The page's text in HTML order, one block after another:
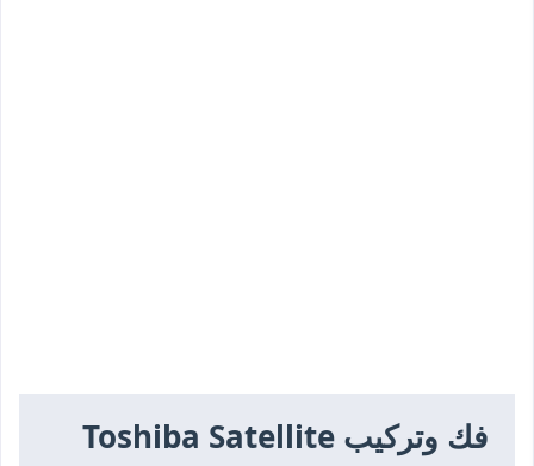
فك وتركيب Toshiba Satellite